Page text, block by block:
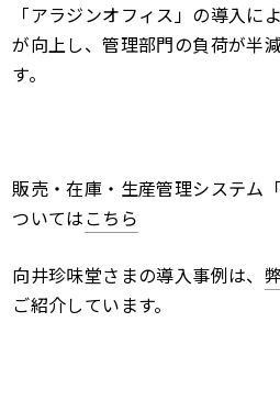
「アラジンオフィス」の導入に
が向上し、管理部門の負荷が半
す。
販売・在庫・生産管理システム
ついてはこちら
向井珍味堂さまの導入事例は、
ご紹介しています。